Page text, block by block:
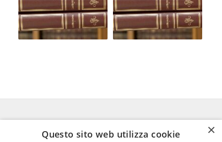
FEDERICO MOTTA EDITORE ×
Questo sito web utilizza cookie